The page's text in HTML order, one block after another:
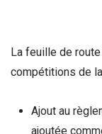
La feuille de
compétitions de
Ajout au
ajoutée